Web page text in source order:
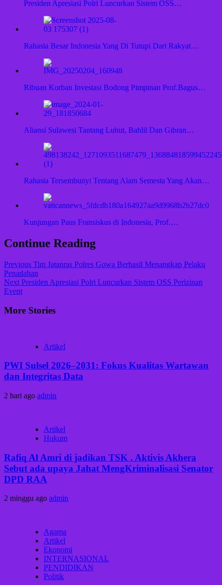
Presiden Apresiasi Polri Luncurkan Sistem OSS…
Rahasia Besar Indonesia Yang Di Tutupi Dari Rakyat…
Ribuan Korban Investasi Bodong Pimpinan Prof.Bagus…
Aliansi Sulawesi Tantang Luhut, Bahlil Dan Gibran…
Rahasia Tersembunyi Tentang Alam Semesta Yang Akan…
Kunjungan Paus Fransiskus di Indonesia, Prof.…
Continue Reading
Previous Tim Jatanras Polres Gowa Berhasil Menangkap Pelaku
Penadahan
Next Presiden Apresiasi Polri Luncurkan Sistem OSS Perizinan
Event
More Stories
Artikel
PWI Sulsel 2026–2031: Fokus Kualitas Wartawan
dan Integritas Data
2 hari ago admin
Artikel
Hukum
Rafiq Al Amri di jadikan TSK , Aktivis Akhera
Sebut ada upaya Jahat MengKriminalisasi Senator
DPD RAA
2 minggu ago admin
Agama
Artikel
Ekonomi
INTERNASIONAL
PENDIDIKAN
Politik